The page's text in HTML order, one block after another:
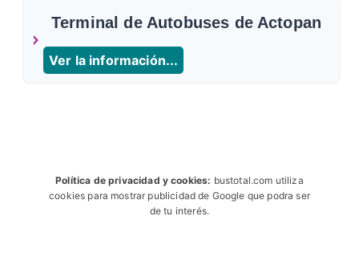
Terminal de Autobuses de Actopan
Ver la información...
Política de privacidad y cookies: bustotal.com utiliza
cookies para mostrar publicidad de Google que podra ser
de tu interés.